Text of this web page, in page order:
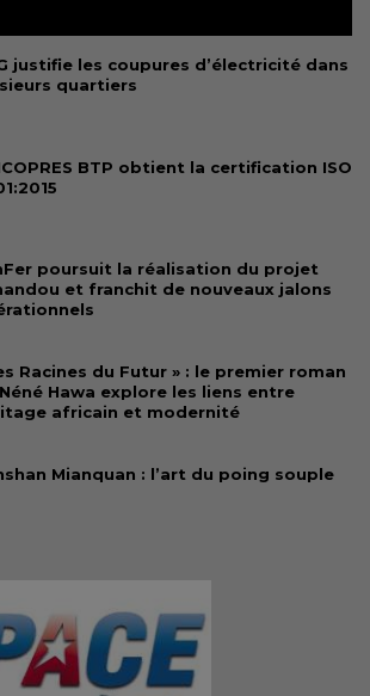
justifie les coupures d’électricité dans
quartiers
BTP obtient la certification ISO
poursuit la réalisation du projet
et franchit de nouveaux jalons
Racines du Futur » : le premier roman
Hawa explore les liens entre
africain et modernité
Mianquan : l’art du poing souple